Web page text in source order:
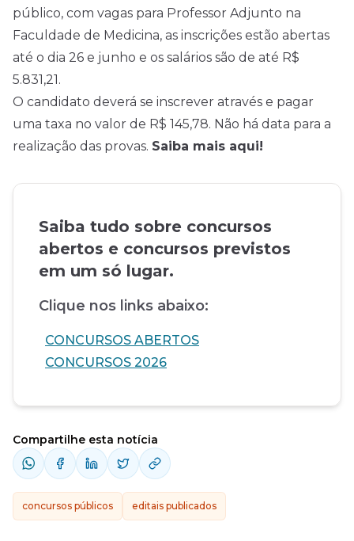
público, com vagas para Professor Adjunto na
Faculdade de Medicina, as inscrições estão abertas
até o dia 26 e junho e os salários são de até R$
5.831,21.
O candidato deverá se inscrever através e pagar
uma taxa no valor de R$ 145,78. Não há data para a
realização das provas. Saiba mais aqui!
Saiba tudo sobre concursos
abertos e concursos previstos
em um só lugar.
Clique nos links abaixo:
CONCURSOS ABERTOS
CONCURSOS 2026
Compartilhe esta notícia
concursos públicos editais publicados